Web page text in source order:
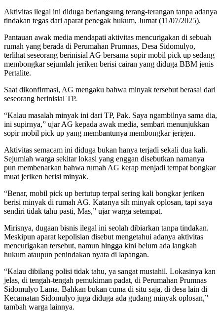
Aktivitas ilegal ini diduga berlangsung terang-terangan tanpa adanya
tindakan tegas dari aparat penegak hukum, Jumat (11/07/2025).
Pantauan awak media mendapati aktivitas mencurigakan di sebuah
rumah yang berada di Perumahan Prumnas, Desa Sidomulyo,
terlihat seseorang berinisial AG bersama sopir mobil pick up sedang
membongkar sejumlah jeriken berisi cairan yang diduga BBM jenis
Pertalite.
Saat dikonfirmasi, AG mengaku bahwa minyak tersebut berasal dari
seseorang berinisial TP.
“Kalau masalah minyak ini dari TP, Pak. Saya ngambilnya sama dia,
ini supirnya,” ujar AG kepada awak media, sembari menunjukkan
sopir mobil pick up yang membantunya membongkar jerigen.
Aktivitas semacam ini diduga bukan hanya terjadi sekali dua kali.
Sejumlah warga sekitar lokasi yang enggan disebutkan namanya
pun membenarkan bahwa rumah AG kerap menjadi tempat bongkar
muat jeriken berisi minyak.
“Benar, mobil pick up bertutup terpal sering kali bongkar jeriken
berisi minyak di rumah AG. Katanya sih minyak oplosan, tapi saya
sendiri tidak tahu pasti, Mas,” ujar warga setempat.
Mirisnya, dugaan bisnis ilegal ini seolah dibiarkan tanpa tindakan.
Meskipun aparat kepolisian disebut mengetahui adanya aktivitas
mencurigakan tersebut, namun hingga kini belum ada langkah
hukum ataupun penindakan nyata di lapangan.
“Kalau dibilang polisi tidak tahu, ya sangat mustahil. Lokasinya kan
jelas, di tengah-tengah pemukiman padat, di Perumahan Prumnas
Sidomulyo Lama. Bahkan bukan cuma di situ saja, di desa lain di
Kecamatan Sidomulyo juga diduga ada gudang minyak oplosan,”
tambah warga lainnya.